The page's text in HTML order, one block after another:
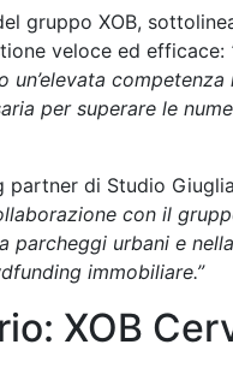
gruppo XOB,
veloce ed efficace:
un’elevata
per superare le
partner di Studio
con il
parcheggi urbani e
immobiliare.”
XOB